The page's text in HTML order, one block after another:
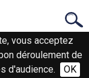
vous acceptez
déroulement de
d'audience.
OK